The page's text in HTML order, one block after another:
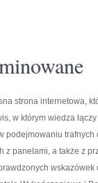
strona internetowa,
w którym wiedza
podejmowaniu
z panelami, a także z